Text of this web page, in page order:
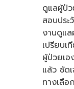
ดูแลผู้ป่
สอบประ
งานดูแ
เปรียบเ
ผู้ป่วยเอ
แล้ว ชัด
ทางเลือ